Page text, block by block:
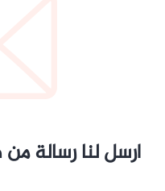
ارسل لنا رسالة من